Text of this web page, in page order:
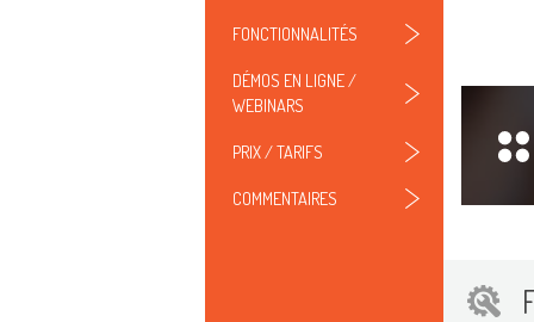
FONCTIONNALITÉS
DÉMOS EN LIGNE /
WEBINARS
PRIX / TARIFS
COMMENTAIRES